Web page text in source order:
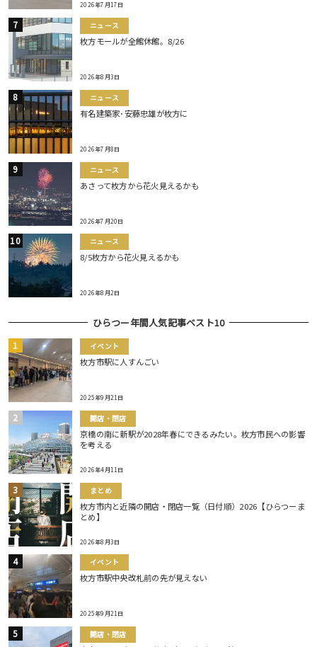
2026年7月17日
ニュース
枚方モールが全館休館。8/26
2026年8月3日
ニュース
有名建築家･安藤忠雄が枚方に
2026年7月8日
ニュース
あさって枚方から花火見えるかも
2026年7月20日
ニュース
8/5枚方から花火見えるかも
2026年8月2日
ひらつー年間人気記事ベスト10
イベント
枚方市駅に人すんごい
2025年9月21日
開店・閉店
京橋の南に新駅が2028年春にできるみたい。枚方市民への影響
を考える
2026年4月11日
まとめ
枚方市内と近隣の開店・閉店一覧（日付順）2026【ひらつーま
とめ】
2026年8月3日
イベント
枚方市駅中央改札前の先が見えない
2025年9月21日
開店・閉店